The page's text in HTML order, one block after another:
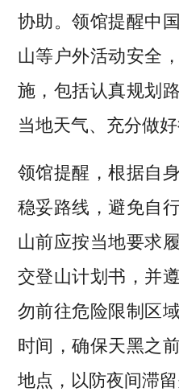
协助。领馆提醒中
山等户外活动安全
施，包括认真规划
当地天气、充分做好
领馆提醒，根据自
稳妥路线，避免自
山前应按当地要求
交登山计划书，并
勿前往危险限制区
时间，确保天黑之
地点，以防夜间滞留